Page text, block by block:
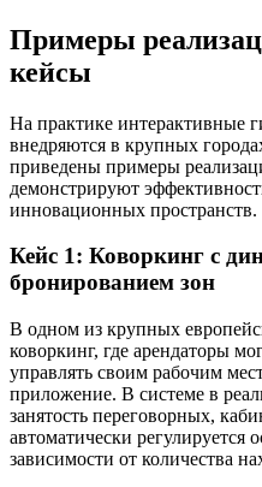
Примеры
кейсы
На практике интерактивные
внедряются в крупных
приведены примеры
демонстрируют
инновационных пространств.
Кейс 1: Коворкинг с
бронированием зон
В одном из крупных
коворкинг, где арендаторы
управлять своим рабочим
приложение. В системе в
занятость переговорных,
автоматически регулируется
зависимости от количества